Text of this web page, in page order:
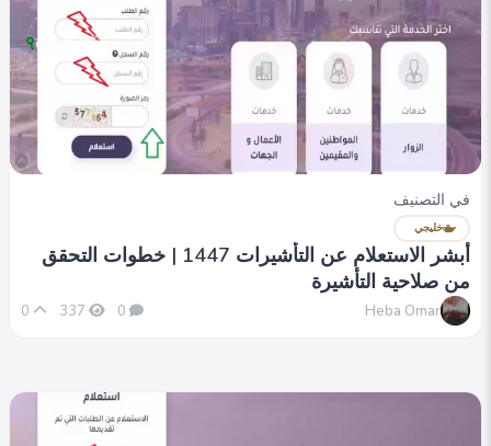
Heba Omar
0
317
0
في التصنيف
خليجي
أبشر الاستعلام عن التأشيرات 1447 | خطوات التحقق
من صلاحية التأشيرة
Heba Omar
0
337